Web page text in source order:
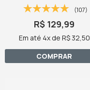
(107)
R$ 129,99
Em até 4x de R$ 32,50
COMPRAR